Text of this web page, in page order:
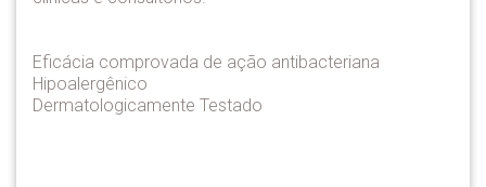
Eficácia comprovada de ação antibacteriana
Hipoalergênico
Dermatologicamente Testado